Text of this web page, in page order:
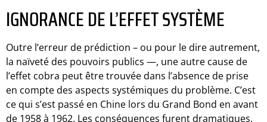
IGNORANCE DE L’EFFET SYSTÈME
Outre l’erreur de prédiction – ou pour le dire autrement,
la naïveté des pouvoirs publics —, une autre cause de
l’effet cobra peut être trouvée dans l’absence de prise
en compte des aspects systémiques du problème. C’est
ce qui s’est passé en Chine lors du Grand Bond en avant
de 1958 à 1962. Les conséquences furent dramatiques.